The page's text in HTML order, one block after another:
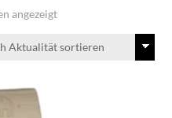
angezeigtNach
sortiert